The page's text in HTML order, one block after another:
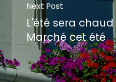
Next Post
L'été sera
Marché cet été